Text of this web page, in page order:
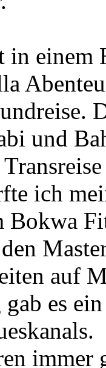
in
und
ich
Bokwa
auf
es
immer